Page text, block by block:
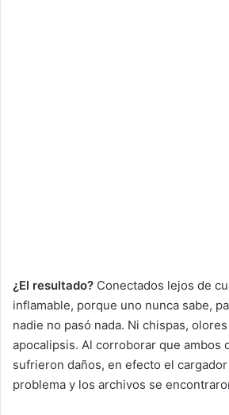
¿El resultado? Conectados lejos de
inflamable, porque uno nunca sabe,
nadie no pasó nada. Ni chispas,
apocalipsis. Al corroborar que ambos
sufrieron daños, en efecto el
problema y los archivos se